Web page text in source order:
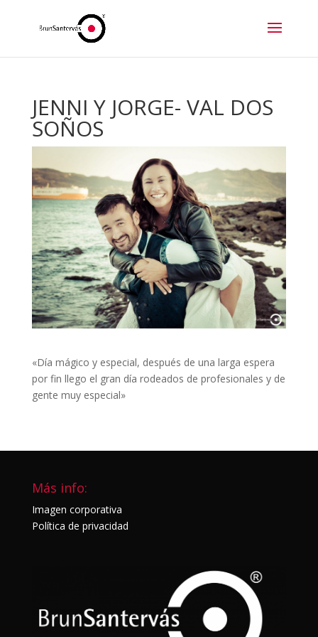
JENNI Y JORGE- VAL DOS
SOÑOS
«Día mágico y especial, después de una larga espera
por fin llego el gran día rodeados de profesionales y de
gente muy especial»
Más info:
Imagen corporativa
Política de privacidad